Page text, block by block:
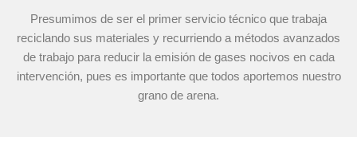
Presumimos de ser el primer servicio técnico que trabaja
reciclando sus materiales y recurriendo a métodos avanzados
de trabajo para reducir la emisión de gases nocivos en cada
intervención, pues es importante que todos aportemos nuestro
grano de arena.